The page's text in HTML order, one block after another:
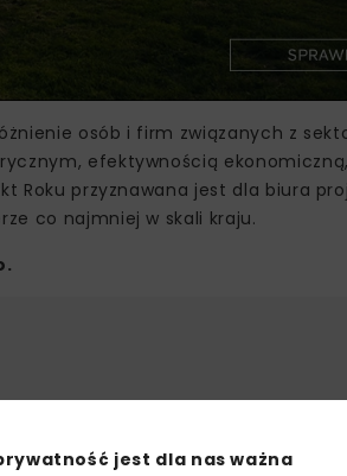
osób i firm związanych z
efektywnością
Roku przyznawana jest dla biura
co najmniej w skali kraju.
jest dla nas ważna